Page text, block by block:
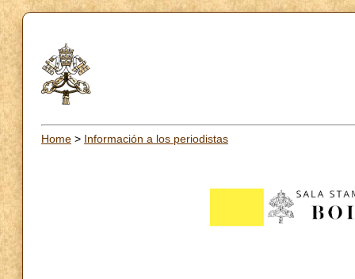
Home > Información a los periodistas